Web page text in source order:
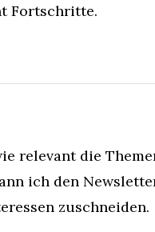
Fortschritte.
relevant die
ich den
zuschneiden.